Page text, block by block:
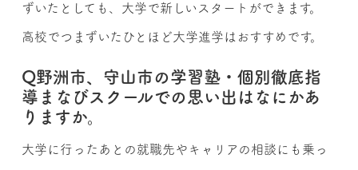
ずいたとしても、大学で新しいスタートができます。
高校でつまずいたひとほど大学進学はおすすめです。
Q野洲市、守山市の学習塾・個別徹底指
導まなびスクールでの思い出はなにかあ
りますか。
大学に行ったあとの就職先やキャリアの相談にも乗っ